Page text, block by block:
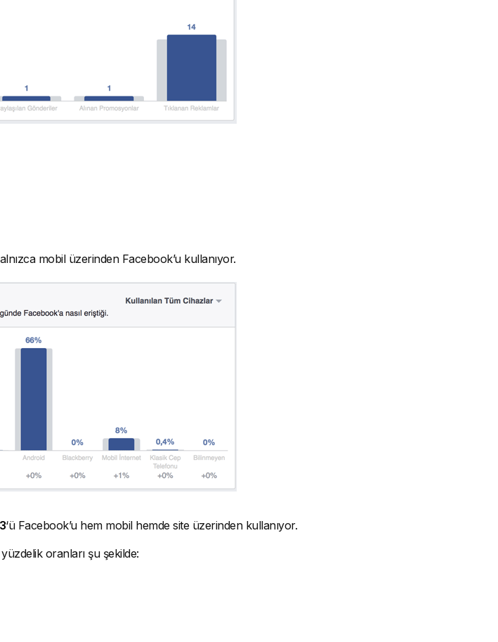
mobil üzerinden Facebook’u kullanıyor.
‘ü Facebook’u hem mobil hemde site üzerinden kullanıyor.
oranları şu şekilde: